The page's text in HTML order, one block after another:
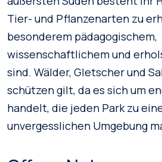
Tier- und Pflanzenarten zu
besonderem pädagogischem,
wissenschaftlichem und
sind. Wälder, Gletscher und
schützen gilt, da es sich um
handelt, die jeden Park zu
unvergesslichen Umgebung